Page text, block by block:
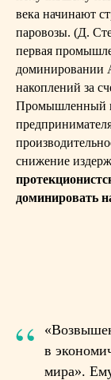
века начинают
паровозы. (Д.
первая
доминировании
накоплений за
Промышленный
снижение
доминировать
“
в
мира».